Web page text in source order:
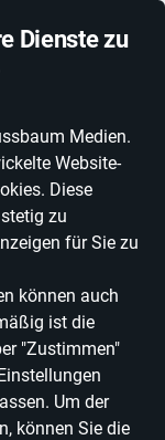
Dienste zu
Medien.
Website-
Diese
zu
für Sie zu
können auch
ist die
"Zustimmen"
Um der
können Sie die
TRINKEN &